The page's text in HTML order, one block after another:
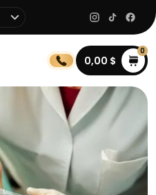
0,00 $
0